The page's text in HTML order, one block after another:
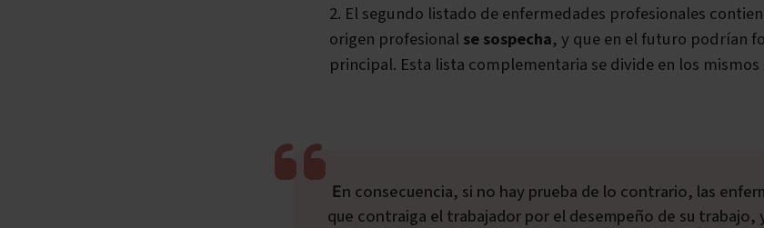
2. El segundo listado de enfermedades profesionales
origen profesionalse sospecha, y que en el futuro podrían
principal. Esta lista complementaria se divide en los mismos
En consecuencia, si no hay prueba de lo contrario, las enfermedades comunes
que contraiga el trabajador por el desempeño de su trabajo,